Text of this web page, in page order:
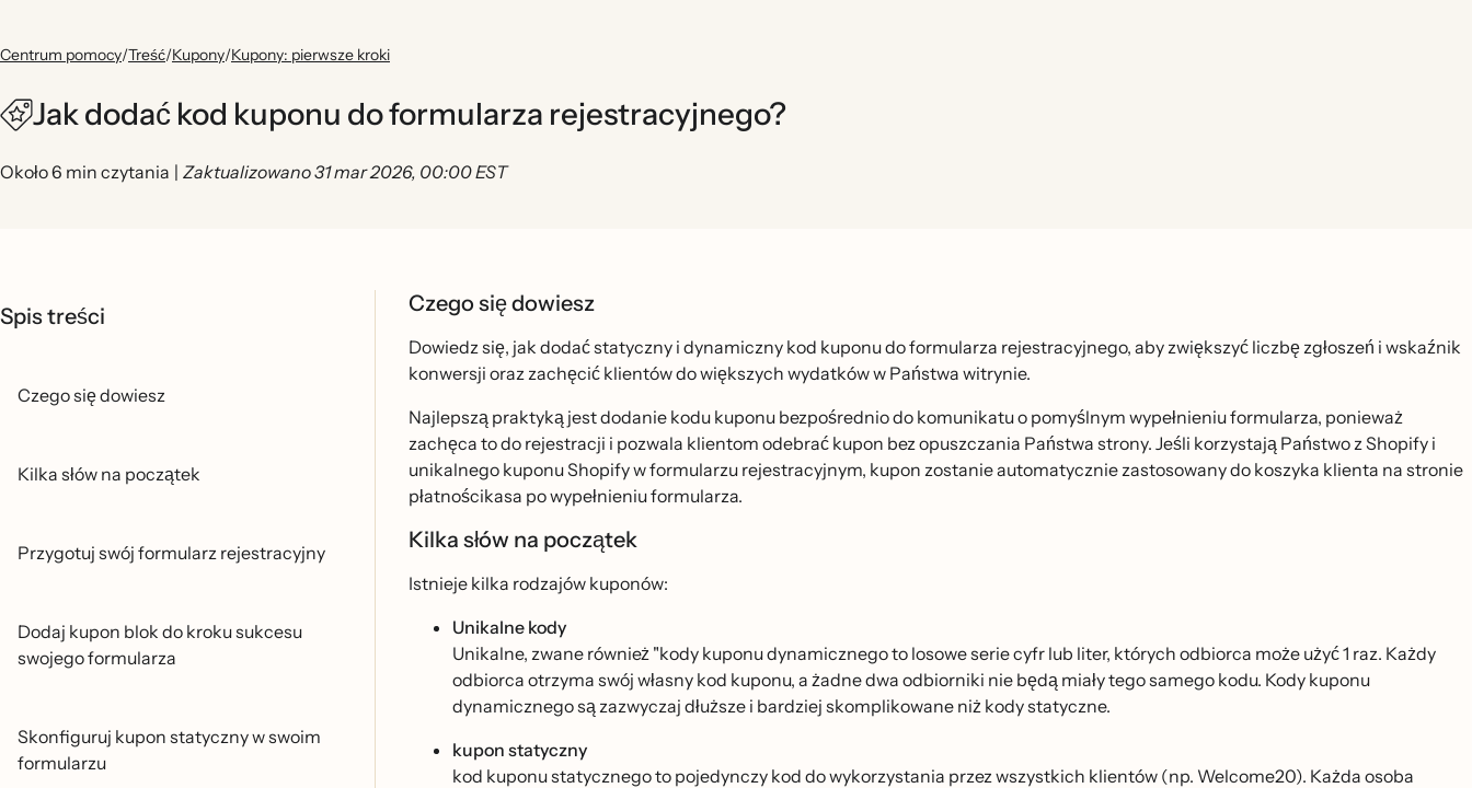
Centrum pomocy/Treść/Kupony/Kupony: pierwsze kroki
Jak dodać kod kuponu do formularza rejestracyjnego?
Około 6 min czytania | Zaktualizowano 31 mar 2026, 00:00 EST
Spis treści
Czego się dowiesz
Kilka słów na początek
Przygotuj swój formularz rejestracyjny
Dodaj kupon blok do kroku sukcesu
swojego formularza
Skonfiguruj kupon statyczny w swoim
formularzu
Czego się dowiesz
Dowiedz się, jak dodać statyczny i dynamiczny kod kuponu do formularza rejestracyjnego, aby zwiększyć liczbę zgłoszeń i wskaźnik
konwersji oraz zachęcić klientów do większych wydatków w Państwa witrynie.
Najlepszą praktyką jest dodanie kodu kuponu bezpośrednio do komunikatu o pomyślnym wypełnieniu formularza, ponieważ
zachęca to do rejestracji i pozwala klientom odebrać kupon bez opuszczania Państwa strony. Jeśli korzystają Państwo z Shopify i
unikalnego kuponu Shopify w formularzu rejestracyjnym, kupon zostanie automatycznie zastosowany do koszyka klienta na stronie
płatnościkasa po wypełnieniu formularza.
Kilka słów na początek
Istnieje kilka rodzajów kuponów:
Unikalne kody
Unikalne, zwane również "kody kuponu dynamicznego to losowe serie cyfr lub liter, których odbiorca może użyć 1 raz. Każdy
odbiorca otrzyma swój własny kod kuponu, a żadne dwa odbiorniki nie będą miały tego samego kodu. Kody kuponu
dynamicznego są zazwyczaj dłuższe i bardziej skomplikowane niż kody statyczne.
kupon statyczny
kod kuponu statycznego to pojedynczy kod do wykorzystania przez wszystkich klientów (np. Welcome20). Każda osoba